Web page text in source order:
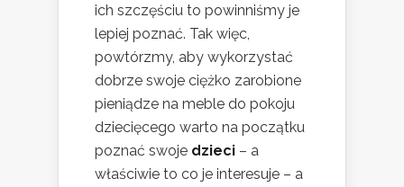
ich szczęściu to powinniśmy je
lepiej poznać. Tak więc,
powtórzmy, aby wykorzystać
dobrze swoje ciężko zarobione
pieniądze na meble do pokoju
dziecięcego warto na początku
poznać swoje dzieci – a
właściwie to co je interesuje – a